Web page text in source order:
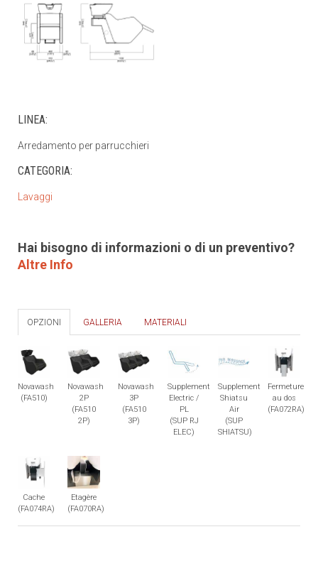
LINEA:
Arredamento per parrucchieri
CATEGORIA:
Lavaggi
Hai bisogno di informazioni o di un preventivo?
Altre Info
OPZIONI GALLERIA MATERIALI
Novawash
(FA510)
Novawash
2P
(FA510
2P)
Novawash
3P
(FA510
3P)
Supplement
Electric /
PL
(SUP RJ
ELEC)
Supplement
Shiatsu
Air
(SUP
SHIATSU)
Fermeture
au dos
(FA072RA)
Cache
(FA074RA)
Etagère
(FA070RA)